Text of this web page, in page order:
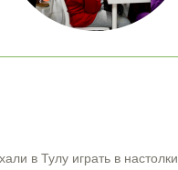
в Тулу играть в настолки